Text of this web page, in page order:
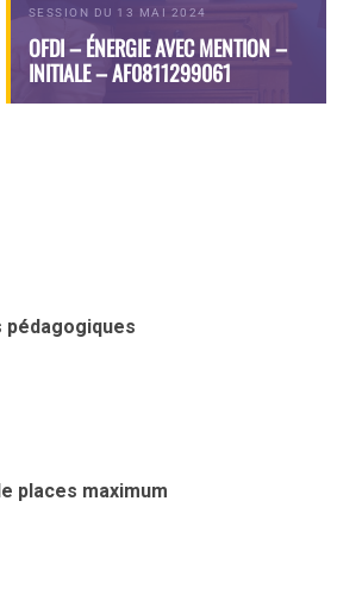
SESSION DU 13 MAI 2024
OFDI – ÉNERGIE AVEC MENTION –
INITIALE – AF0811299061
pédagogiques
places maximum